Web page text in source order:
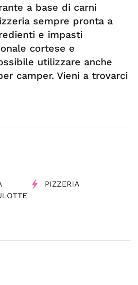
a base di carni
sempre pronta a
e impasti
cortese e
utilizzare anche
camper. Vieni a trovarci
PIZZERIA